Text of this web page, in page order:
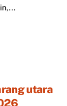
utara